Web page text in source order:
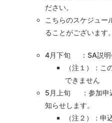
ださい。
こちらのスケジュー
ることがございます。
4月下旬 ：SA説明
（注１）：
できません
5月上旬 ：参加申
知らせします。
（注２）：申